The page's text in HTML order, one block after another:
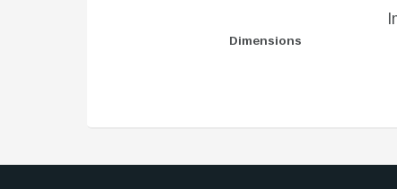
Dimensions